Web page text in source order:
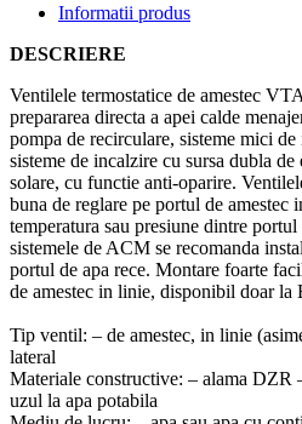
Informatii produs
DESCRIERE
Ventilele termostatice de amestec
prepararea directa a apei calde
pompa de recirculare, sisteme mici
sisteme de incalzire cu sursa dubla
solare, cu functie anti-oparire.
buna de reglare pe portul de amestec
temperatura sau presiune dintre
sistemele de ACM se recomanda
portul de apa rece. Montare foarte
de amestec in linie, disponibil doar la
Tip ventil: – de amestec, in linie
lateral
Materiale constructive: – alama DZR
uzul la apa potabila